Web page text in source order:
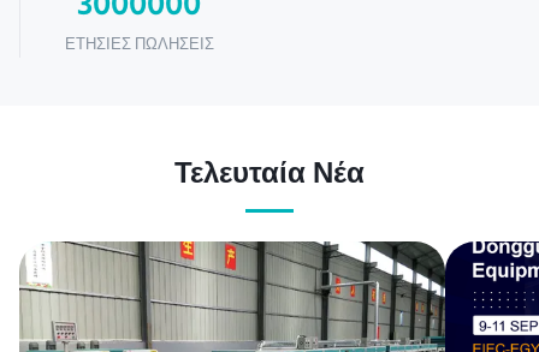
ΕΤΉΣΙΕΣ ΠΩΛΉΣΕΙΣ
Τελευταία Νέα